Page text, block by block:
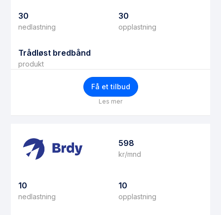
30
nedlastning
30
opplastning
Trådløst bredbånd
produkt
Få et tilbud
Les mer
598
kr/mnd
10
nedlastning
10
opplastning